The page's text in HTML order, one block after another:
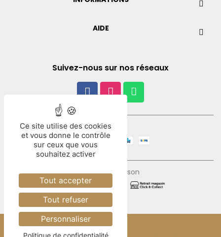
AIDE
Suivez-nous sur nos réseaux
Paiement
Mode de livraison
Ce site utilise des cookies
et vous donne le contrôle
sur ceux que vous
souhaitez activer
Tout accepter
Tout refuser
Personnaliser
Politique de confidentialité